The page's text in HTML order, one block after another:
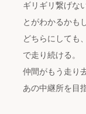
ギリギリ繋げな
とがわかるかも
どちらにしても
で走り続ける。
仲間がもう走り
あの中継所を目